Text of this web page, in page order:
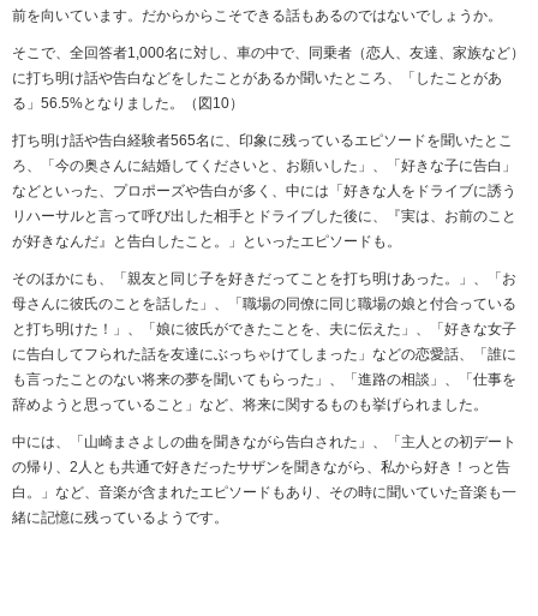
前を向いています。だからからこそできる話もあるのではないでしょうか。
そこで、全回答者1,000名に対し、車の中で、同乗者（恋人、友達、家族など）
に打ち明け話や告白などをしたことがあるか聞いたところ、「したことがあ
る」56.5%となりました。（図10）
打ち明け話や告白経験者565名に、印象に残っているエピソードを聞いたとこ
ろ、「今の奥さんに結婚してくださいと、お願いした」、「好きな子に告白」
などといった、プロポーズや告白が多く、中には「好きな人をドライブに誘う
リハーサルと言って呼び出した相手とドライブした後に、『実は、お前のこと
が好きなんだ』と告白したこと。」といったエピソードも。
そのほかにも、「親友と同じ子を好きだってことを打ち明けあった。」、「お
母さんに彼氏のことを話した」、「職場の同僚に同じ職場の娘と付合っている
と打ち明けた！」、「娘に彼氏ができたことを、夫に伝えた」、「好きな女子
に告白してフられた話を友達にぶっちゃけてしまった」などの恋愛話、「誰に
も言ったことのない将来の夢を聞いてもらった」、「進路の相談」、「仕事を
辞めようと思っていること」など、将来に関するものも挙げられました。
中には、「山崎まさよしの曲を聞きながら告白された」、「主人との初デート
の帰り、2人とも共通で好きだったサザンを聞きながら、私から好き！っと告
白。」など、音楽が含まれたエピソードもあり、その時に聞いていた音楽も一
緒に記憶に残っているようです。